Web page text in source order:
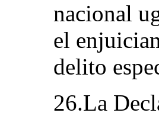
nacional
el
delito
26.La